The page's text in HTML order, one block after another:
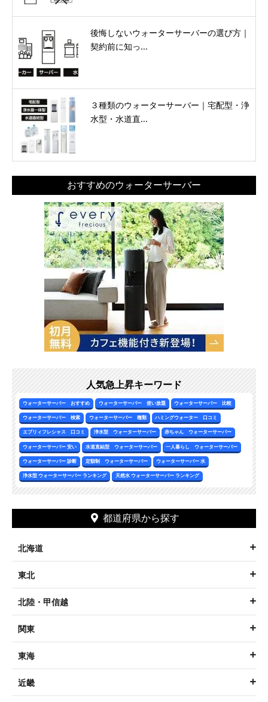
後悔しないウォーターサーバーの選び方｜
契約前に知っ...
３種類のウォーターサーバー｜宅配型・浄
水型・水道直...
おすすめのウォーターサーバー
人気急上昇キーワード
ウォーターサーバー おすすめ ウォーターサーバー 使い放題 ウォーターサーバー 比較
ウォーターサーバー 検索 ウォーターサーバー 種類 ハミングウォーター 口コミ
エブリィフレシャス 口コミ 浄水型 ウォーターサーバー 赤ちゃん ウォーターサーバー
ウォーターサーバー 安い 水道直結型 ウォーターサーバー 一人暮らし ウォーターサーバー
ウォーターサーバー 診断 定額制 ウォーターサーバー ウォーターサーバー 水
浄水型 ウォーターサーバー ランキング 天然水 ウォーターサーバー ランキング
都道府県から探す
北海道
東北
北陸・甲信越
関東
東海
近畿